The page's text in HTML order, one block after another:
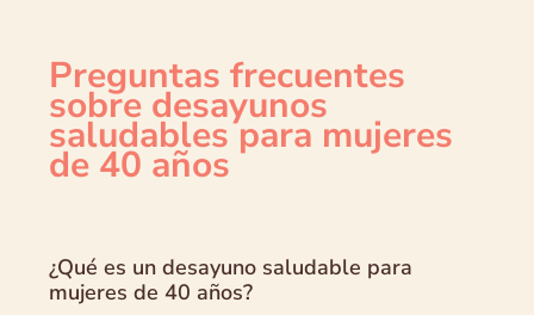
Preguntas frecuentes
sobre desayunos
saludables para mujeres
de 40 años
¿Qué es un desayuno saludable para
mujeres de 40 años?